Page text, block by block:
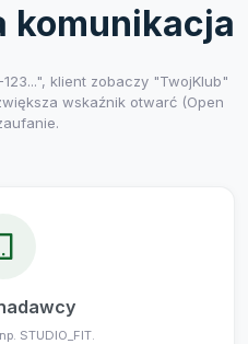
komunikacja
klient zobaczy "TwojKlub"
wskaźnik otwarć (Open
STUDIO_FIT.